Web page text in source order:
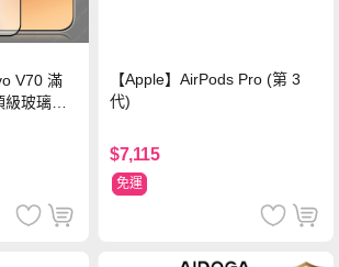
V70 滿
級玻璃貼
【Apple】AirPods Pro (第 3
代)
$7,115
免運